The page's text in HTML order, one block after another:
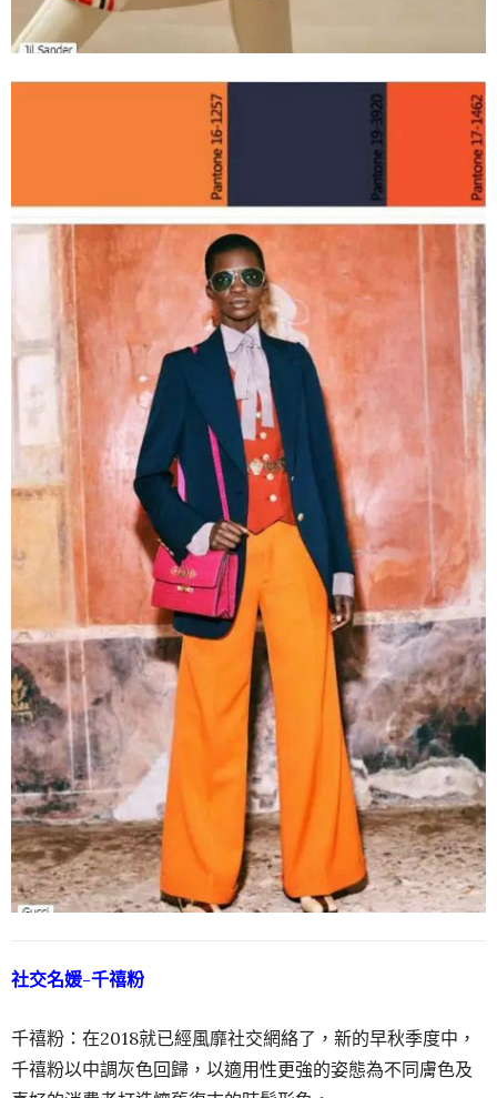
社交名媛-千禧粉
千禧粉：在2018就已經風靡社交網絡了，新的早秋季度中，
千禧粉以中調灰色回歸，以適用性更強的姿態為不同膚色及